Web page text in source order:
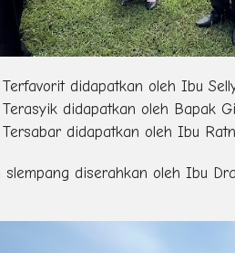
didapatkan oleh Ibu
didapatkan oleh Bapak
didapatkan oleh Ibu
slempang diserahkan oleh Ibu